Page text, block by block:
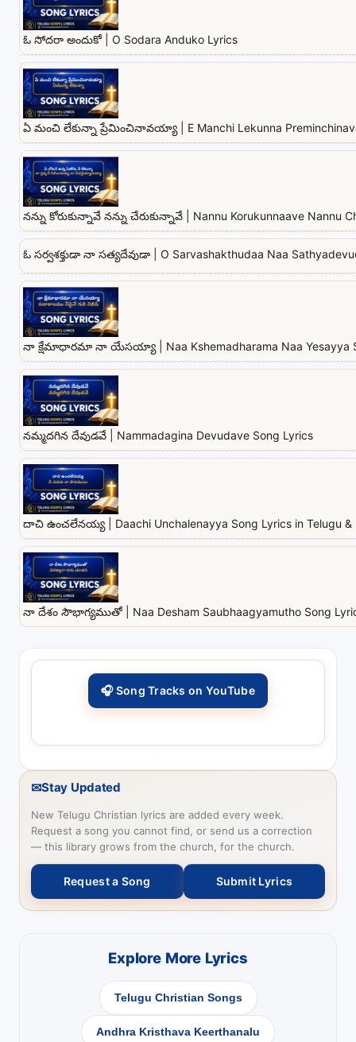
ఓ సోదరా అందుకో | O Sodara Anduko Lyrics
ఏ మంచి లేకున్నా ప్రేమించినావయ్యా | E Manchi Lekunna
నన్ను కోరుకున్నావే నన్ను చేరుకున్నావే | Nannu Korukunnaave Nannu
ఓ సర్వశక్తుడా నా సత్యదేవుడా | O Sarvashakthudaa Naa
నా క్షేమాధారమా నా యేసయ్యా | Naa Kshemadharama Naa Yesayya
నమ్మదగిన దేవుడవే | Nammadagina Devudave Song Lyrics
దాచి ఉంచలేనయ్య | Daachi Unchalenayya Song Lyrics in Telugu &
నా దేశం సౌభాగ్యముతో | Naa Desham Saubhaagyamutho Song
🎧 Song Tracks on YouTube
✉Stay Updated
New Telugu Christian lyrics are added every week.
Request a song you cannot find, or send us a correction
— this library grows from the church, for the church.
Request a Song Submit Lyrics
Explore More Lyrics
Telugu Christian Songs
Andhra Kristhava Keerthanalu